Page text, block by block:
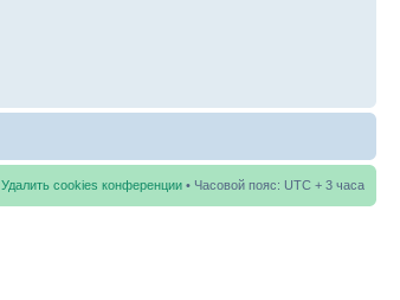
Удалить cookies конференции • Часовой пояс: UTC + 3 часа